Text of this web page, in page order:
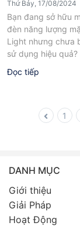
Thứ Bảy, 17/08/2024
Bạn đang sở hữu
đèn năng lượng
Light nhưng chưa
sử dụng hiệu quả?
này sẽ hướng...
Đọc tiếp
1
DANH MỤC
Giới thiệu
Giải Pháp
Hoạt Động